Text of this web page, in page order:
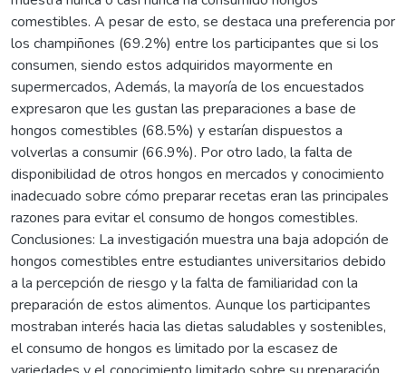
comestibles. A pesar de esto, se destaca una preferencia por
los champiñones (69.2%) entre los participantes que si los
consumen, siendo estos adquiridos mayormente en
supermercados, Además, la mayoría de los encuestados
expresaron que les gustan las preparaciones a base de
hongos comestibles (68.5%) y estarían dispuestos a
volverlas a consumir (66.9%). Por otro lado, la falta de
disponibilidad de otros hongos en mercados y conocimiento
inadecuado sobre cómo preparar recetas eran las principales
razones para evitar el consumo de hongos comestibles.
Conclusiones: La investigación muestra una baja adopción de
hongos comestibles entre estudiantes universitarios debido
a la percepción de riesgo y la falta de familiaridad con la
preparación de estos alimentos. Aunque los participantes
mostraban interés hacia las dietas saludables y sostenibles,
el consumo de hongos es limitado por la escasez de